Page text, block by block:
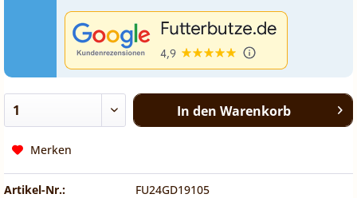
In den Warenkorb
Merken
Artikel-Nr.:
FU24GD19105